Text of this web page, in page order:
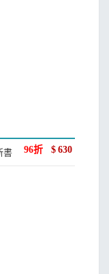
書 96折 $ 630